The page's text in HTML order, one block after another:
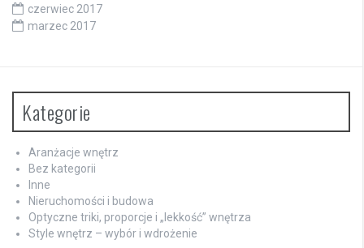
czerwiec 2017
marzec 2017
Kategorie
Aranżacje wnętrz
Bez kategorii
Inne
Nieruchomości i budowa
Optyczne triki, proporcje i „lekkość” wnętrza
Style wnętrz – wybór i wdrożenie